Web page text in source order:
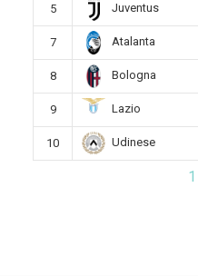
5 Juventus
7 Atalanta
8 Bologna
9 Lazio
10 Udinese
1